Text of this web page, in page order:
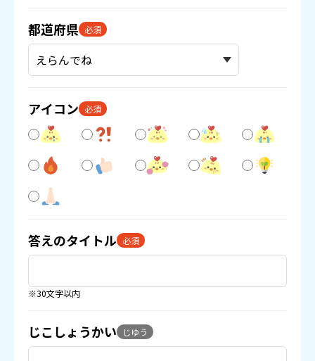
都道府県 必須
アイコン 必須
答えのタイトル 必須
※30文字以内
じこしょうかい じゆう